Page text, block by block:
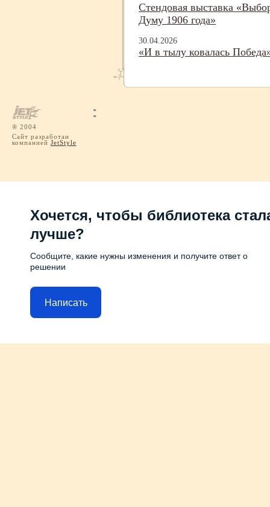
Стендовая выставка
Думу 1906 года»
30.04.2026
«И в тылу ковалась
® 2004
Сайт разработан
компанией JetStyle
Хочется, чтобы библиотека
лучше?
Сообщите, какие нужны изменения и получите ответ о
решении
Написать